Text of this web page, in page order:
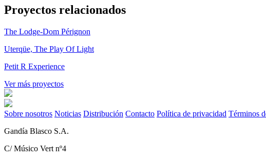
Proyectos relacionados
The Lodge-Dom Pérignon
Uterqüe, The Play Of Light
Petit R Experience
Ver más proyectos
Sobre nosotros Noticias Distribución Contacto Política de privacidad Términos
Gandía Blasco S.A.
C/ Músico Vert nº4